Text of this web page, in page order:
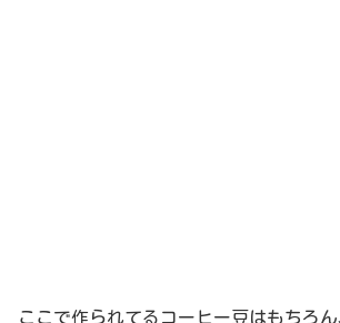
ここで作られてるコーヒー豆はもちろ